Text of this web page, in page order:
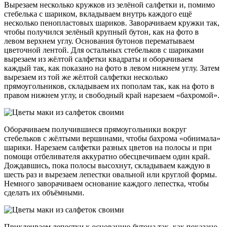
Вырезаем несколько кружков из зелёной салфетки и, помимо
стебелька с шариком, вкладываем внутрь каждого ещё
несколько пенопластовых шариков. Заворачиваем кружки так,
чтобы получился зелёный крупный бутон, как на фото в
левом верхнем углу. Основания бутонов перематываем
цветочной лентой. Для остальных стебельков с шариками
вырезаем из жёлтой салфетки квадраты и оборачиваем
каждый так, как показано на фото в левом нижнем углу. Затем
вырезаем из той же жёлтой салфетки несколько
прямоугольников, складываем их пополам так, как на фото в
правом нижнем углу, и свободный край нарезаем «бахромой».
Оборачиваем получившиеся прямоугольники вокруг
стебельков с жёлтыми вершинами, чтобы бахрома «обнимала»
шарики. Нарезаем салфетки разных цветов на полосы и при
помощи отбеливателя аккуратно обесцвечиваем один край.
Дождавшись, пока полосы высохнут, складываем каждую в
шесть раз и вырезаем лепестки овальной или круглой формы.
Немного заворачиваем основание каждого лепестка, чтобы
сделать их объёмными.